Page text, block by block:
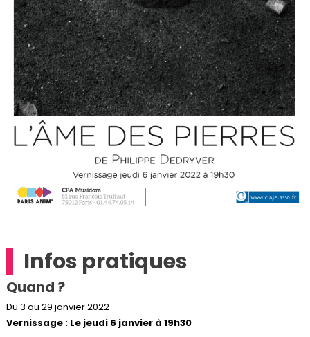
Infos pratiques
Quand ?
Du 3 au 29 janvier 2022
Vernissage : Le jeudi 6 janvier à 19h30